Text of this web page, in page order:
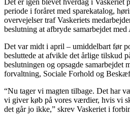
periode i foråret med sparekatalog,
overvejelser traf Vaskeriets
beslutning at afbryde samarbejdet
Det var midt i april – umiddelbart før
besluttede at afvikle det årlige tilskud
beslutningen og opsagde samarbejdet
forvaltning, Sociale Forhold og
“Nu tager vi magten tilbage. Det har
vi giver køb på vores værdier, hvis vi
det går jo ikke,” skrev Vaskeriet i